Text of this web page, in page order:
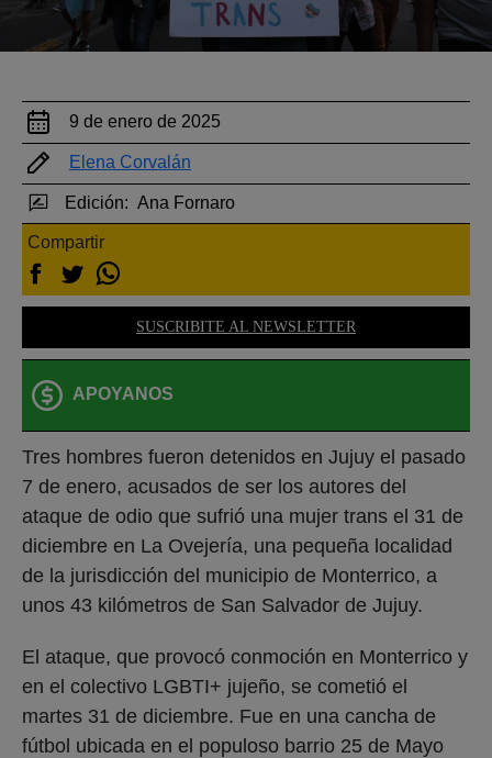
9 de enero de 2025
Elena Corvalán
Edición: Ana Fornaro
Compartir
SUSCRIBITE AL NEWSLETTER
APOYANOS
Tres hombres fueron detenidos en Jujuy el pasado
7 de enero, acusados de ser los autores del
ataque de odio que sufrió una mujer trans el 31 de
diciembre en La Ovejería, una pequeña localidad
de la jurisdicción del municipio de Monterrico, a
unos 43 kilómetros de San Salvador de Jujuy.
El ataque, que provocó conmoción en Monterrico y
en el colectivo LGBTI+ jujeño, se cometió el
martes 31 de diciembre. Fue en una cancha de
fútbol ubicada en el populoso barrio 25 de Mayo